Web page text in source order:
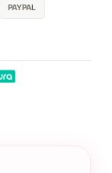
PAYPAL